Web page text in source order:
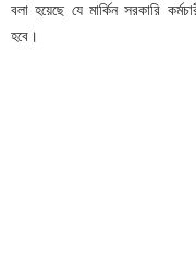
বলা হয়েছে যে মার্কিন সরকারি
হবে।